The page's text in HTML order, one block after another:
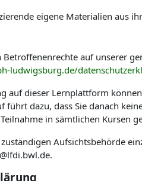
eigene Materialien aus
auf unserer
ludwigsburg.de/
auf dieser Lernplattform
führt dazu, dass Sie danach
in sämtlichen Kursen
zuständigen Aufsichtsbehörde